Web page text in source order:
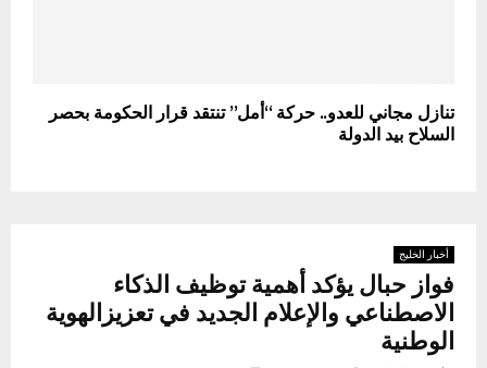
تنازل مجاني للعدو.. حركة “أمل” تنتقد قرار الحكومة بحصر
السلاح بيد الدولة
أخبار الخليج
فواز حبال يؤكد أهمية توظيف الذكاء
الاصطناعي والإعلام الجديد في تعزيزالهوية
الوطنية